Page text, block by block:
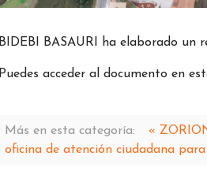
BIDEBI BASAURI ha elaborado un
Puedes acceder al documento en
Más en esta categoría: «
oficina de atención ciudadana